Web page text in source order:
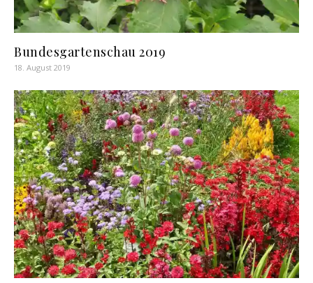
Bundesgartenschau 2019
18. August 2019